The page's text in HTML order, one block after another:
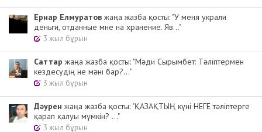
Ернар Елмуратов жаңа жазба қосты: "У меня украли
деньги, отданные мне на хранение. Яв..."
3 жыл бұрын
Cаттар жаңа жазба қосты: "Мәди Сырымбет: Тәліптермен
кездесудің не мәні бар?..."
3 жыл бұрын
Дәурен жаңа жазба қосты: "ҚАЗАҚТЫҢ күні НЕГЕ тәліптерге
қарап қалуы мүмкін? ..."
3 жыл бұрын